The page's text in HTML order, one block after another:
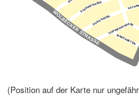
(Position auf der Karte nur